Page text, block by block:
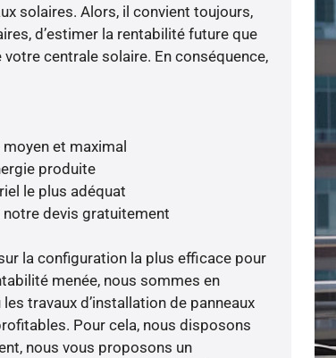
solaires. Alors, il convient toujours,
d’estimer la rentabilité future que
centrale solaire. En conséquence,
et maximal
produite
le plus adéquat
notre devis gratuitement
la configuration la plus efficace pour
menée, nous sommes en
travaux d’installation de panneaux
Pour cela, nous disposons
nous vous proposons un